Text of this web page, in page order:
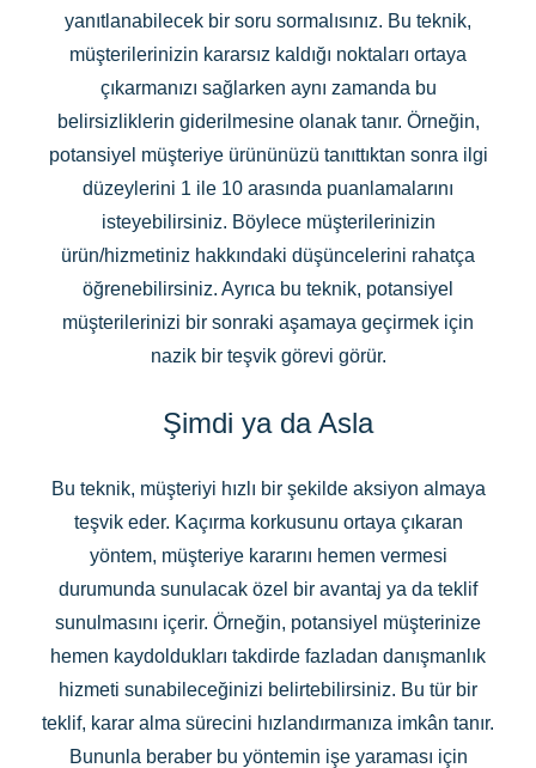
yanıtlanabilecek bir soru sormalısınız. Bu teknik,
müşterilerinizin kararsız kaldığı noktaları ortaya
çıkarmanızı sağlarken aynı zamanda bu
belirsizliklerin giderilmesine olanak tanır. Örneğin,
potansiyel müşteriye ürününüzü tanıttıktan sonra ilgi
düzeylerini 1 ile 10 arasında puanlamalarını
isteyebilirsiniz. Böylece müşterilerinizin
ürün/hizmetiniz hakkındaki düşüncelerini rahatça
öğrenebilirsiniz. Ayrıca bu teknik, potansiyel
müşterilerinizi bir sonraki aşamaya geçirmek için
nazik bir teşvik görevi görür.
Şimdi ya da Asla
Bu teknik, müşteriyi hızlı bir şekilde aksiyon almaya
teşvik eder. Kaçırma korkusunu ortaya çıkaran
yöntem, müşteriye kararını hemen vermesi
durumunda sunulacak özel bir avantaj ya da teklif
sunulmasını içerir. Örneğin, potansiyel müşterinize
hemen kaydoldukları takdirde fazladan danışmanlık
hizmeti sunabileceğinizi belirtebilirsiniz. Bu tür bir
teklif, karar alma sürecini hızlandırmanıza imkân tanır.
Bununla beraber bu yöntemin işe yaraması için